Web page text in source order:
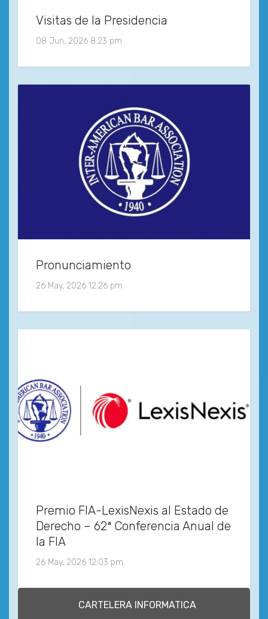
Visitas de la Presidencia
08 Jun, 2026 8:23 pm
Pronunciamiento
26 May, 2026 12:26 pm
Premio FIA-LexisNexis al Estado de
Derecho – 62ª Conferencia Anual de
la FIA
26 May, 2026 12:03 pm
CARTELERA INFORMATICA